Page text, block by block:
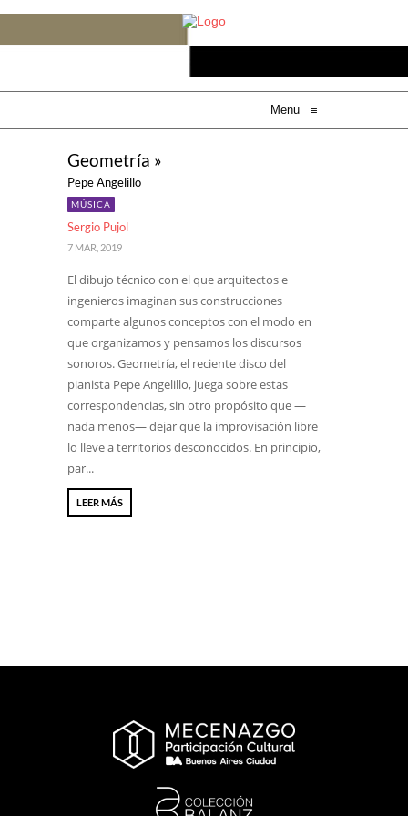
Menu ≡
Geometría »
Pepe Angelillo
MÚSICA
Sergio Pujol
7 MAR, 2019
El dibujo técnico con el que arquitectos e
ingenieros imaginan sus construcciones
comparte algunos conceptos con el modo en
que organizamos y pensamos los discursos
sonoros. Geometría, el reciente disco del
pianista Pepe Angelillo, juega sobre estas
correspondencias, sin otro propósito que —
nada menos— dejar que la improvisación libre
lo lleve a territorios desconocidos. En principio,
par...
LEER MÁS